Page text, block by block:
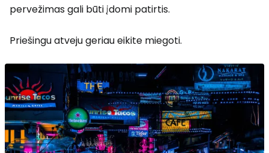
pervežimas gali būti įdomi patirtis.
Priešingu atveju geriau eikite miegoti.